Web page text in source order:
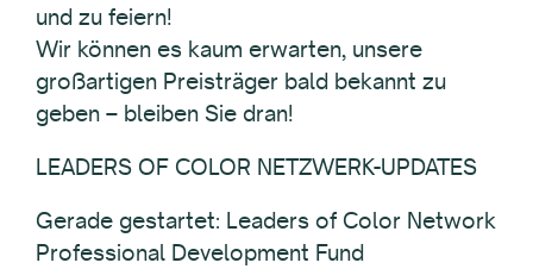
und zu feiern!
Wir können es kaum erwarten, unsere
großartigen Preisträger bald bekannt zu
geben – bleiben Sie dran!
LEADERS OF COLOR NETZWERK-UPDATES
Gerade gestartet: Leaders of Color Network
Professional Development Fund